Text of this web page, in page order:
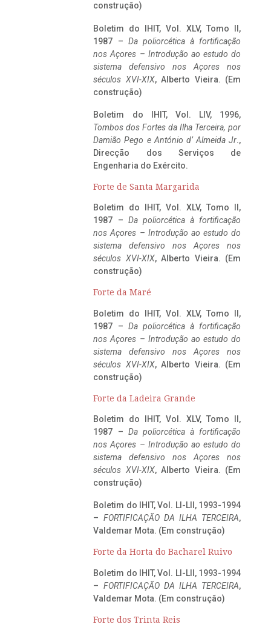
construção)
Boletim do IHIT, Vol. XLV, Tomo II,
1987 – Da poliorcética à fortificação
nos Açores – Introdução ao estudo do
sistema defensivo nos Açores nos
séculos XVI-XIX, Alberto Vieira. (Em
construção)
Boletim do IHIT, Vol. LIV, 1996,
Tombos dos Fortes da Ilha Terceira, por
Damião Pego e António d’ Almeida Jr.,
Direcção dos Serviços de
Engenharia do Exército.
Forte de Santa Margarida
Boletim do IHIT, Vol. XLV, Tomo II,
1987 – Da poliorcética à fortificação
nos Açores – Introdução ao estudo do
sistema defensivo nos Açores nos
séculos XVI-XIX, Alberto Vieira. (Em
construção)
Forte da Maré
Boletim do IHIT, Vol. XLV, Tomo II,
1987 – Da poliorcética à fortificação
nos Açores – Introdução ao estudo do
sistema defensivo nos Açores nos
séculos XVI-XIX, Alberto Vieira. (Em
construção)
Forte da Ladeira Grande
Boletim do IHIT, Vol. XLV, Tomo II,
1987 – Da poliorcética à fortificação
nos Açores – Introdução ao estudo do
sistema defensivo nos Açores nos
séculos XVI-XIX, Alberto Vieira. (Em
construção)
Boletim do IHIT, Vol. LI-LII, 1993-1994
– FORTIFICAÇÃO DA ILHA TERCEIRA,
Valdemar Mota. (Em construção)
Forte da Horta do Bacharel Ruivo
Boletim do IHIT, Vol. LI-LII, 1993-1994
– FORTIFICAÇÃO DA ILHA TERCEIRA,
Valdemar Mota. (Em construção)
Forte dos Trinta Reis